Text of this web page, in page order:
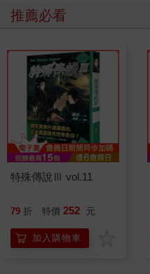
推薦必看
特殊傳說Ⅲ vol.11
79 折 特價 252 元
加入購物車